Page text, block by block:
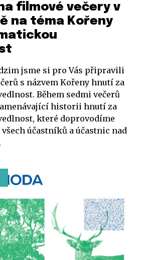
filmové večery v
na téma Kořeny
jsme si pro Vás připravili
s názvem Kořeny hnutí za
Během sedmi večerů
historii hnutí za
které doprovodíme
účastníků a účastnic nad